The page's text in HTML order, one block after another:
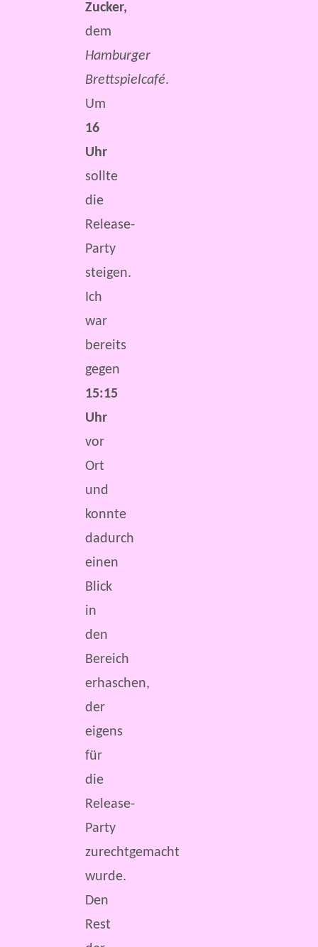
Zucker,
dem
Hamburger
Brettspielcafé.
Um
16
Uhr
sollte
die
Release-
Party
steigen.
Ich
war
bereits
gegen
15:15
Uhr
vor
Ort
und
konnte
dadurch
einen
Blick
in
den
Bereich
erhaschen,
der
eigens
für
die
Release-
Party
zurechtgemacht
wurde.
Den
Rest